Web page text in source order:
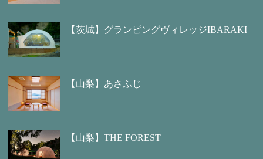
【茨城】グランピングヴィレッジIBARAKI
【山梨】あさふじ
【山梨】THE FOREST